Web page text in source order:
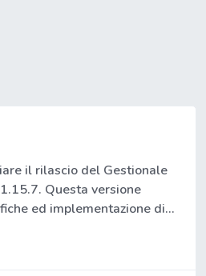
il rilascio del Gestionale
Questa versione
ed implementazione di…